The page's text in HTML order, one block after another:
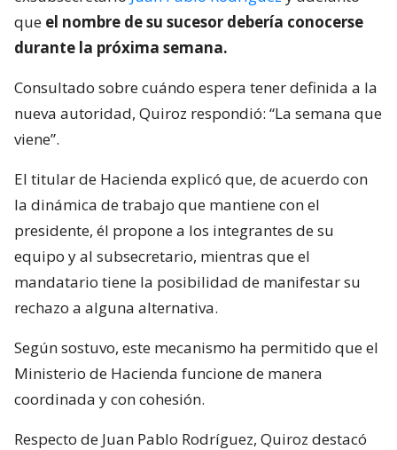
que el nombre de su sucesor debería conocerse
durante la próxima semana.
Consultado sobre cuándo espera tener definida a la
nueva autoridad, Quiroz respondió: “La semana que
viene”.
El titular de Hacienda explicó que, de acuerdo con
la dinámica de trabajo que mantiene con el
presidente, él propone a los integrantes de su
equipo y al subsecretario, mientras que el
mandatario tiene la posibilidad de manifestar su
rechazo a alguna alternativa.
Según sostuvo, este mecanismo ha permitido que el
Ministerio de Hacienda funcione de manera
coordinada y con cohesión.
Respecto de Juan Pablo Rodríguez, Quiroz destacó